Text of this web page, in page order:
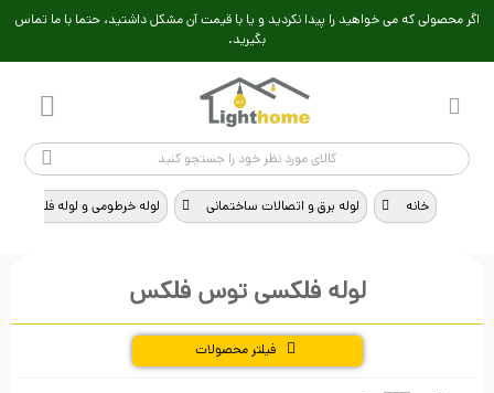
اگر محصولی که می خواهید را پیدا نکردید و یا با قیمت آن مشکل داشتید، حتما با ما تماس
بگیرید.
خانه > لوله برق و اتصالات ساختمانی > لوله خرطومی و لوله فلکسی
لوله فلکسی توس فلکس
فیلتر محصولات